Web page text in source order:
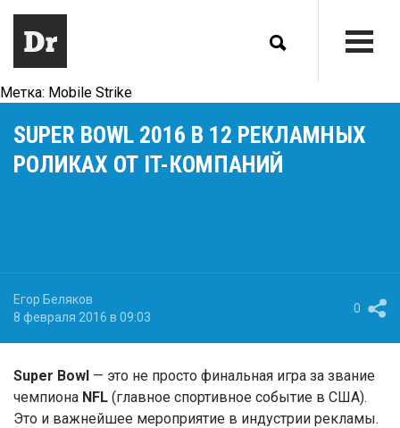
Метка: Mobile Strike
SUPER BOWL 2016 В 12 РЕКЛАМНЫХ
РОЛИКАХ ОТ IT-КОМПАНИЙ
Егор Беляков
8 февраля 2016 в 09:03
0
Super Bowl — это не просто финальная игра за звание
чемпиона NFL (главное спортивное событие в США).
Это и важнейшее мероприятие в индустрии рекламы.